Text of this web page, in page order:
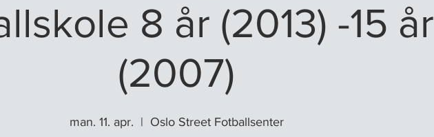
8 år (2013) -15 år
(2007)
man. 11. apr.
  |
Oslo Street Fotballsenter